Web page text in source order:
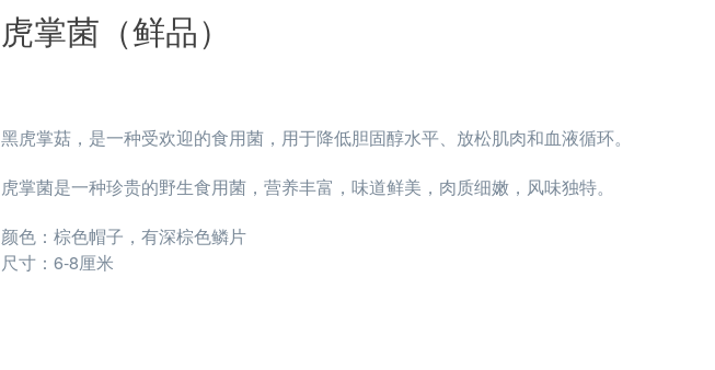
虎掌菌（鲜品）
黑虎掌菇，是一种受欢迎的食用菌，用于降低胆固醇水平、放松肌肉和血液循环。
虎掌菌是一种珍贵的野生食用菌，营养丰富，味道鲜美，肉质细嫩，风味独特。
颜色：棕色帽子，有深棕色鳞片
尺寸：6-8厘米